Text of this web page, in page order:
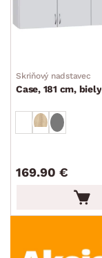
Skriňový nadstavec
Case, 181 cm, biely
169.90 €